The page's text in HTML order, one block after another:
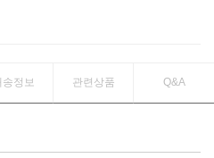
송정보 관련상품 Q&A